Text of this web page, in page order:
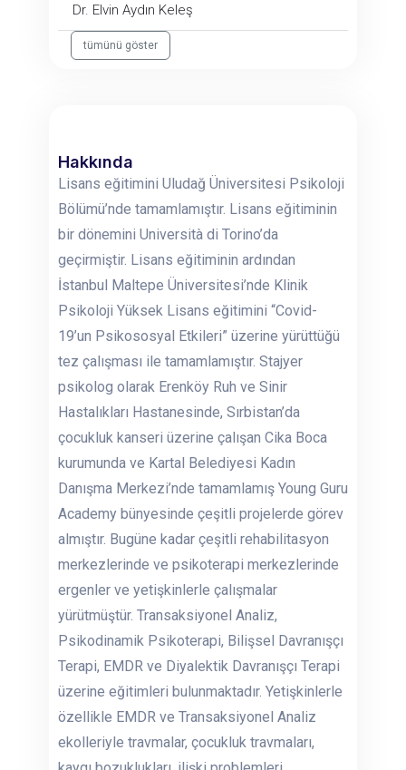
Dr. Elvin Aydın Keleş
tümünü göster
Hakkında
Lisans eğitimini Uludağ Üniversitesi Psikoloji
Bölümü’nde tamamlamıştır. Lisans eğitiminin
bir dönemini Università di Torino’da
geçirmiştir. Lisans eğitiminin ardından
İstanbul Maltepe Üniversitesi’nde Klinik
Psikoloji Yüksek Lisans eğitimini “Covid-
19’un Psikososyal Etkileri” üzerine yürüttüğü
tez çalışması ile tamamlamıştır. Stajyer
psikolog olarak Erenköy Ruh ve Sinir
Hastalıkları Hastanesinde, Sırbistan’da
çocukluk kanseri üzerine çalışan Cika Boca
kurumunda ve Kartal Belediyesi Kadın
Danışma Merkezi’nde tamamlamış Young Guru
Academy bünyesinde çeşitli projelerde görev
almıştır. Bugüne kadar çeşitli rehabilitasyon
merkezlerinde ve psikoterapi merkezlerinde
ergenler ve yetişkinlerle çalışmalar
yürütmüştür. Transaksiyonel Analiz,
Psikodinamik Psikoterapi, Bilişsel Davranışçı
Terapi, EMDR ve Diyalektik Davranışçı Terapi
üzerine eğitimleri bulunmaktadır. Yetişkinlerle
özellikle EMDR ve Transaksiyonel Analiz
ekolleriyle travmalar, çocukluk travmaları,